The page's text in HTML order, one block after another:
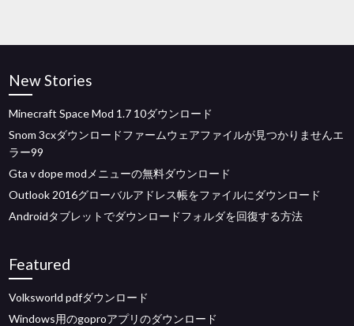
New Stories
Minecraft Space Mod 1.7 10ダウンロード
Snom 3cxダウンロードファームウェアファイルが見つかりませんエ
ラー99
Gta v dope modメニューの無料ダウンロード
Outlook 2016グローバルアドレス帳をファイルにダウンロード
Androidタブレットでダウンロードフォルダを回復する方法
Featured
Volksworld pdfダウンロード
Windows用のgoproアプリのダウンロード